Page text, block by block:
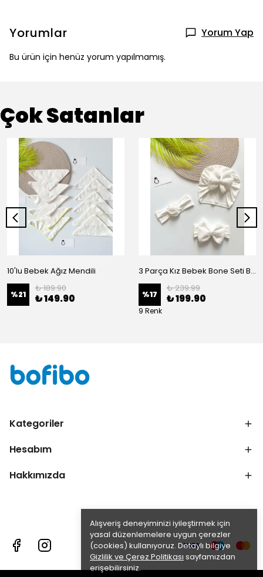
Alışveriş deneyiminizi iyileştirmek için
yasal düzenlemelere uygun çerezler
(cookies) kullanıyoruz. Detaylı bilgiye
Gizlilik ve Çerez Politikası sayfamızdan
erişebilirsiniz.
Yorumlar Yorum Yap
Bu ürün için henüz yorum yapılmamış.
Çok Satanlar
10'lu Bebek Ağız Mendili
%21
₺ 189.90
₺ 149.90
3 Parça Kız Bebek Bone Seti BN02 - Beyaz
%17
₺ 239.99
₺ 199.90
9 Renk
Kategoriler
Hesabım
Hakkımızda